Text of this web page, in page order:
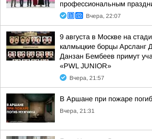
профессиональным
Вчера, 22:07
9 августа в Москве на
калмыцкие борцы Арсланг
Данзан Бембеев примут
«PWL JUNIOR»
Вчера, 21:57
В Аршане при пожаре
Вчера, 21:31